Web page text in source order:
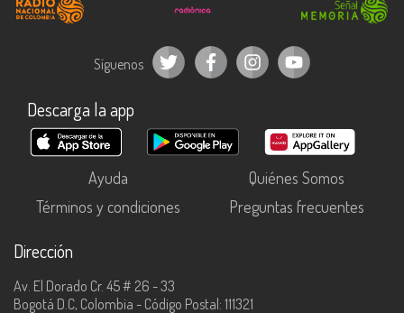
Productor de Campo: Ángela Farrieta.
Asistente de Producción: Jesús González Vega.
Elenco:
Martina: Alejandra Villafañe.
Carolina: Marcela Vanegas.
Yuli: Mayra Luna.
Síguenos
Descarga la app
Ayuda
Quiénes Somos
Términos y condiciones
Preguntas frecuentes
Dirección
Av. El Dorado Cr. 45 # 26 - 33
Bogotá D.C, Colombia - Código Postal: 111321